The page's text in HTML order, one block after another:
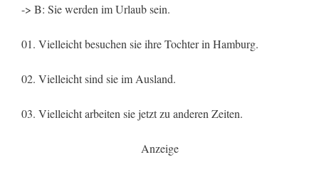
-> B: Sie werden im Urlaub sein.
01. Vielleicht besuchen sie ihre Tochter in Hamburg.
02. Vielleicht sind sie im Ausland.
03. Vielleicht arbeiten sie jetzt zu anderen Zeiten.
Anzeige